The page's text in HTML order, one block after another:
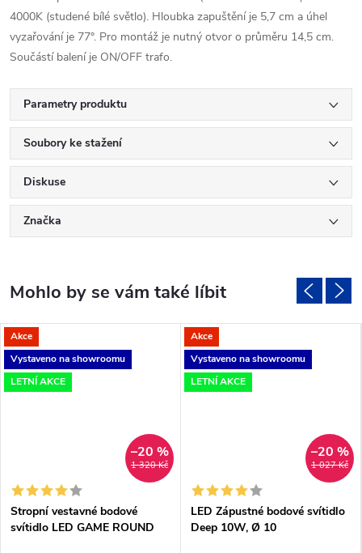
4000K (studené bílé světlo). Hloubka zapuštění je 5,7 cm a úhel
vyzařování je 77°. Pro montáž je nutný otvor o průměru 14,5 cm.
Součástí balení je ON/OFF trafo.
Parametry produktu
Soubory ke stažení
Diskuse
Značka
Akce
Vystaveno na showroomu
LETNÍ AKCE
1 320 Kč
–20 %
Stropní vestavné bodové
svítidlo LED GAME ROUND
Akce
Vystaveno na showroomu
LETNÍ AKCE
1 027 Kč
–20 %
LED Zápustné bodové svítidlo
Deep 10W, Ø 10